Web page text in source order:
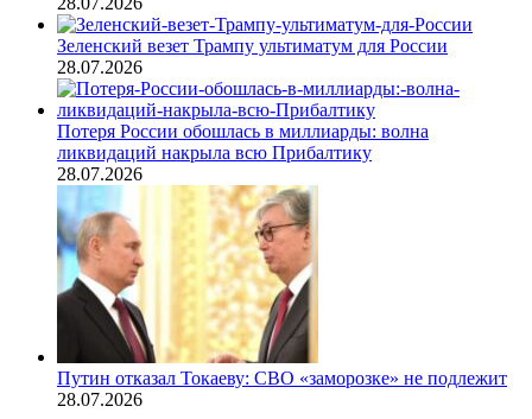
Зеленский везет Трампу ультиматум для России
28.07.2026
Потеря России обошлась в миллиарды: волна
ликвидаций накрыла всю Прибалтику
28.07.2026
Путин отказал Токаеву: СВО «заморозке» не подлежит
28.07.2026